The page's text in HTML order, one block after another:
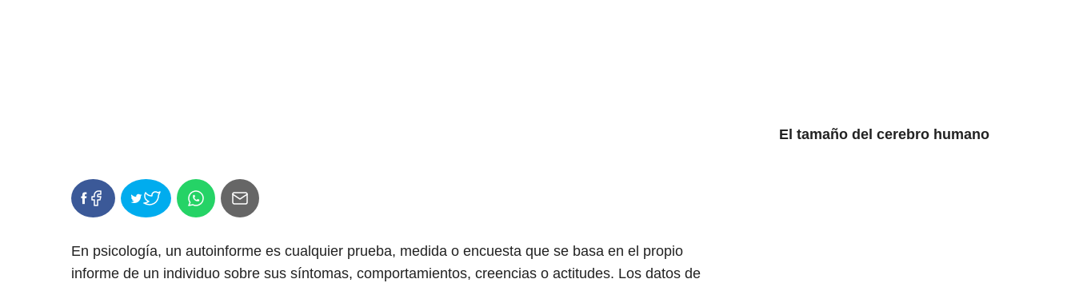
En psicología, un autoinforme es cualquier prueba, medida o encuesta que se basa en el propio
informe de un individuo sobre sus síntomas, comportamientos, creencias o actitudes. Los datos de
El tamaño del cerebro humano